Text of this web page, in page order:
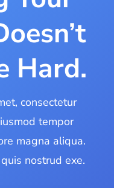
Hard.
consectetur
tempor
magna aliqua.
nostrud exe.